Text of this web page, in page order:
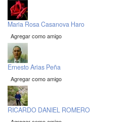
Maria Rosa Casanova Haro
Agregar como amigo
Ernesto Arias Peña
Agregar como amigo
RICARDO DANIEL ROMERO